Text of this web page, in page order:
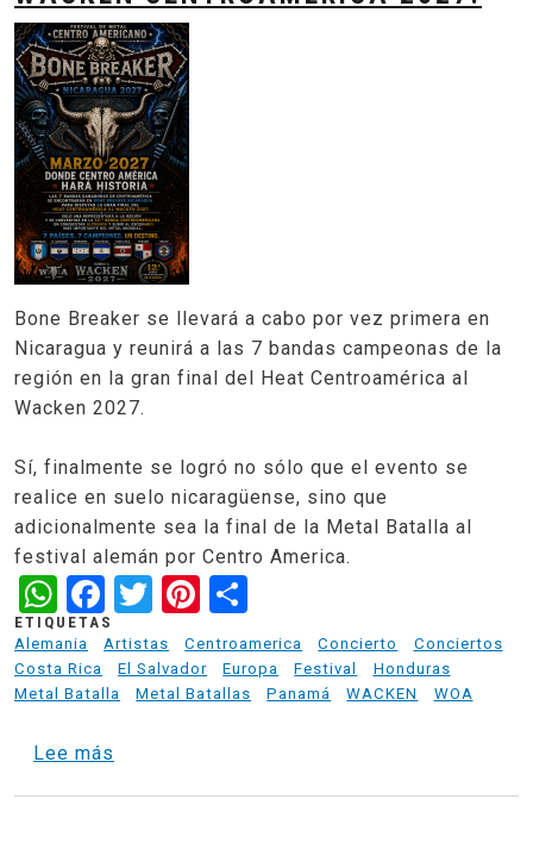
Bone Breaker se llevará a cabo por vez primera en
Nicaragua y reunirá a las 7 bandas campeonas de la
región en la gran final del Heat Centroamérica al
Wacken 2027.
Sí, finalmente se logró no sólo que el evento se
realice en suelo nicaragüense, sino que
adicionalmente sea la final de la Metal Batalla al
festival alemán por Centro America.
WhatsApp
Facebook
TwitterPinterest
ETIQUETAS
Alemania
Artistas Centroamerica Concierto
Conciertos
Costa Rica
El Salvador Europa Festival
Honduras
Metal Batalla
Metal Batallas Panamá WACKEN WOA
Lee más